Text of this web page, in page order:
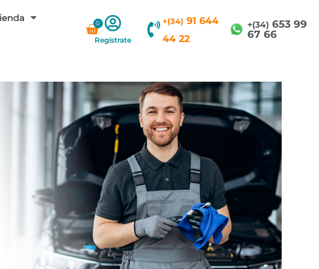
0
Carrito
Regístrate
+(34) 91 644
44 22
+(34) 653 99
67 66